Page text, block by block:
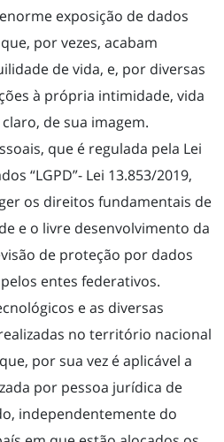
exposição de dados
por vezes, acabam
de vida, e, por diversas
à própria intimidade, vida
de sua imagem.
que é regulada pela Lei
“LGPD”- Lei 13.853/2019,
os direitos fundamentais de
e o livre desenvolvimento da
de proteção por dados
entes federativos.
e as diversas
no território nacional
por sua vez é aplicável a
por pessoa jurídica de
independentemente do